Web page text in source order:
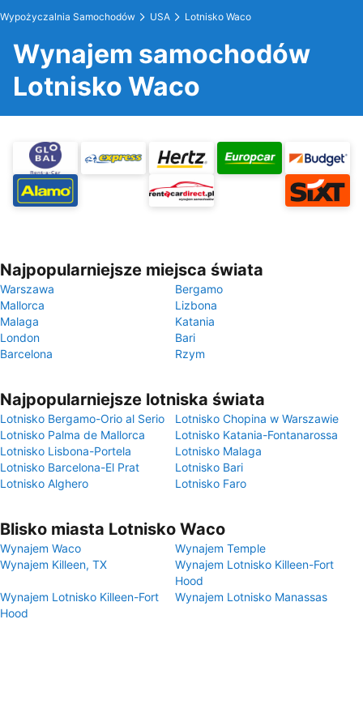
Wypożyczalnia Samochodów USA Lotnisko Waco
Wynajem samochodów
Lotnisko Waco
Najpopularniejsze miejsca świata
Warszawa
Bergamo
Mallorca
Lizbona
Malaga
Katania
London
Bari
Barcelona
Rzym
Najpopularniejsze lotniska świata
Lotnisko Bergamo-Orio al Serio
Lotnisko Chopina w Warszawie
Lotnisko Palma de Mallorca
Lotnisko Katania-Fontanarossa
Lotnisko Lisbona-Portela
Lotnisko Malaga
Lotnisko Barcelona-El Prat
Lotnisko Bari
Lotnisko Alghero
Lotnisko Faro
Blisko miasta Lotnisko Waco
Wynajem Waco
Wynajem Temple
Wynajem Killeen, TX
Wynajem Lotnisko Killeen-Fort
Hood
Wynajem Lotnisko Killeen-Fort
Hood
Wynajem Lotnisko Manassas